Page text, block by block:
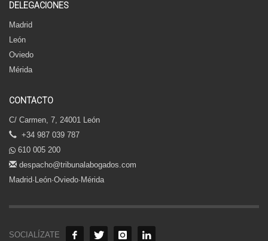
DELEGACIONES
Madrid
León
Oviedo
Mérida
CONTACTO
C/ Carmen, 7, 24001 León
+34 987 039 787
610 005 200
despacho@tribunalabogados.com
Madrid·León·Oviedo·Mérida
SOCIALÍZATE